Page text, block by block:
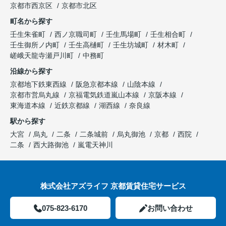
京都市西京区
京都市北区
町名から探す
壬生朱雀町
西ノ京職司町 壬生馬場町
壬生相合町
壬生御所ノ内町
壬生高樋町 壬生坊城町
材木町
嵯峨天龍寺瀬戸川町
中務町
沿線から探す
京都地下鉄東西線
阪急京都本線
山陰本線
京都市営烏丸線
京福電気鉄道嵐山本線
京阪本線
東海道本線
近鉄京都線 湖西線
奈良線
駅から探す
大宮
烏丸 二条 二条城前 烏丸御池 京都
西院
二条
西大路御池 嵐電天神川
株式会社アズライフ 京都賃貸住宅サービス
075-823-6170 お問い合わせ